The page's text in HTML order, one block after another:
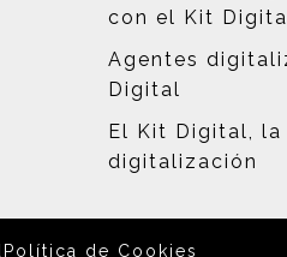
con el Kit
Agentes
Digital
El Kit Digital, la
digitalización
Política de Cookies